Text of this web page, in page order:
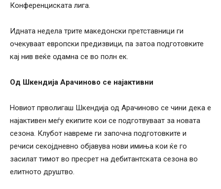
Конференциската лига.
Идната недела трите македонски претставници ги
очекуваат европски предизвици, па затоа подготовките
кај нив веќе одамна се во полн ек.
Од Шкендија Арачиново се најактивни
Новиот прволигаш Шкендија од Арачиново се чини дека е
најактивен меѓу екипите кои се подготвуваат за новата
сезона. Клубот навреме ги започна подготовките и
речиси секојдневно објавува нови имиња кои ќе го
засилат тимот во пресрет на дебитантската сезона во
елитното друштво.